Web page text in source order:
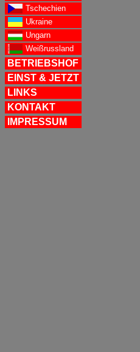
Tschechien
Ukraine
Ungarn
Weißrussland
BETRIEBSHOF
EINST & JETZT
LINKS
KONTAKT
IMPRESSUM